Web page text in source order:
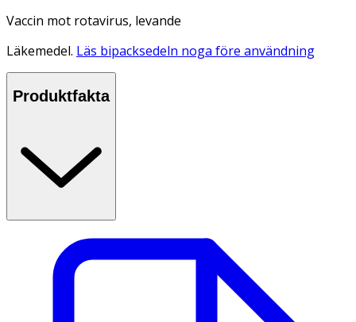
Vaccin mot rotavirus, levande
Läkemedel. Läs bipacksedeln noga före användning
Produktfakta